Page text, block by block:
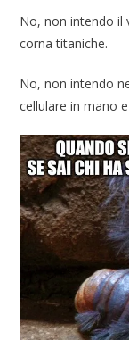
No, non intendo il
corna titaniche.
No, non intendo
cellulare in mano